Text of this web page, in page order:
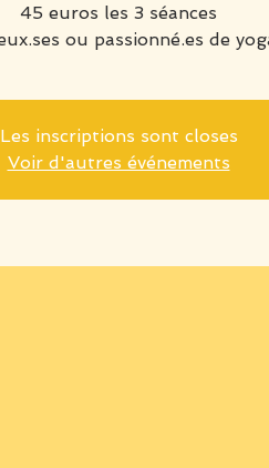
45 euros les 3 séances
Les inscriptions sont closes
Voir d'autres événements